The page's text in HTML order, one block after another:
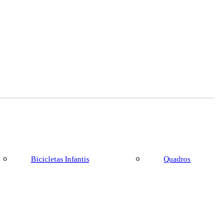
Bicicletas Infantis Quadros